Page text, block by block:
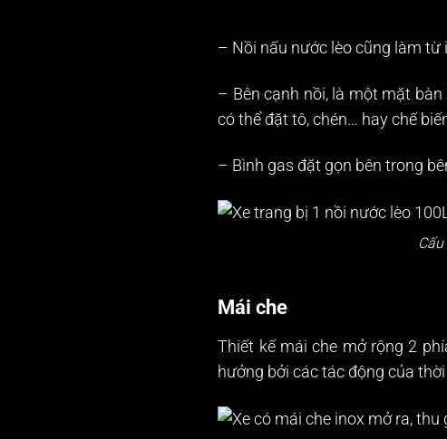
– Nồi nấu nước lèo cũng làm từ
– Bên cạnh nồi, là một mặt
có thể đặt tô, chén… hay chế
– Bình gas đặt gọn bên trong
Mái che
Thiết kế mái che mở rộng 2
hưởng bởi các tác động của